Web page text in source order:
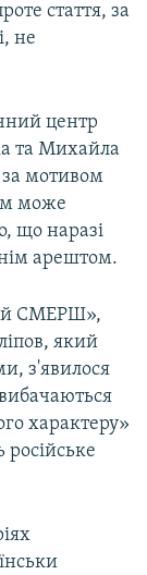
стаття, за
не
центр
та Михайла
мотивом
може
що наразі
арештом.
СМЕРШ»,
який
з'явилося
характеру»